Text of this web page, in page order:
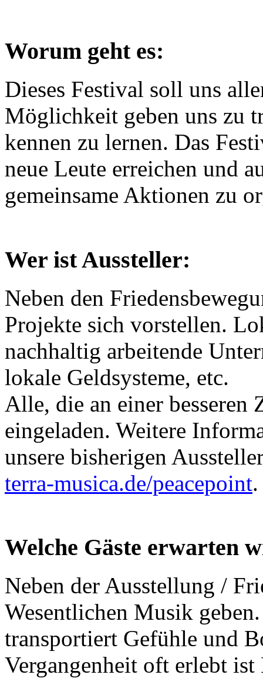
Worum geht es:
Dieses Festival soll uns
Möglichkeit geben uns zu
kennen zu lernen. Das
neue Leute erreichen und
gemeinsame Aktionen zu
Wer ist Aussteller:
Neben den
Projekte sich vorstellen.
nachhaltig arbeitende
lokale Geldsysteme, etc.
Alle, die an einer
eingeladen. Weitere
unsere bisherigen
terra-musica.de/peacepoint.
Welche Gäste erwarten
Neben der Ausstellung /
Wesentlichen Musik
transportiert Gefühle und
Vergangenheit oft erlebt